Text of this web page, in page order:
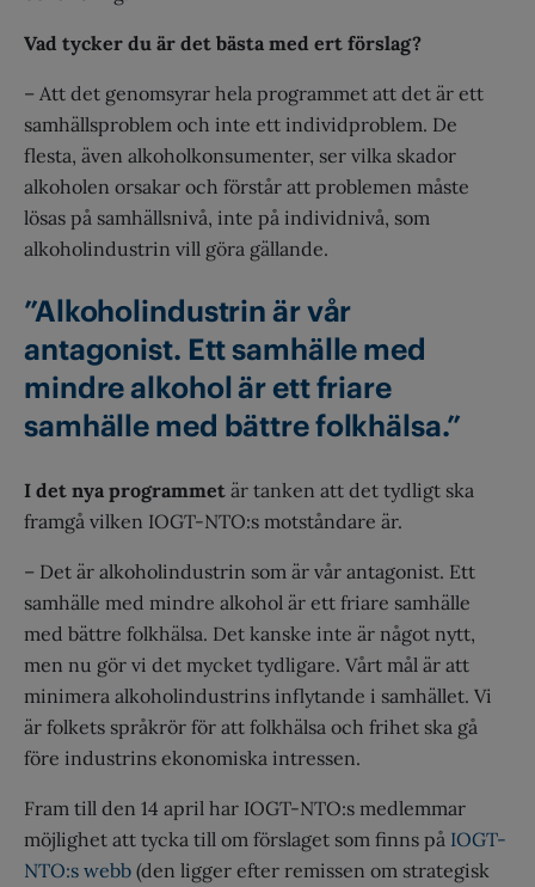
Vad tycker du är det bästa med ert förslag?
– Att det genomsyrar hela programmet att det är ett
samhällsproblem och inte ett individproblem. De
flesta, även alkoholkonsumenter, ser vilka skador
alkoholen orsakar och förstår att problemen måste
lösas på samhällsnivå, inte på individnivå, som
alkoholindustrin vill göra gällande.
”Alkoholindustrin är vår
antagonist. Ett samhälle med
mindre alkohol är ett friare
samhälle med bättre folkhälsa.”
I det nya programmet är tanken att det tydligt ska
framgå vilken IOGT-NTO:s motståndare är.
– Det är alkoholindustrin som är vår antagonist. Ett
samhälle med mindre alkohol är ett friare samhälle
med bättre folkhälsa. Det kanske inte är något nytt,
men nu gör vi det mycket tydligare. Vårt mål är att
minimera alkoholindustrins inflytande i samhället. Vi
är folkets språkrör för att folkhälsa och frihet ska gå
före industrins ekonomiska intressen.
Fram till den 14 april har IOGT-NTO:s medlemmar
möjlighet att tycka till om förslaget som finns på IOGT-
NTO:s webb (den ligger efter remissen om strategisk